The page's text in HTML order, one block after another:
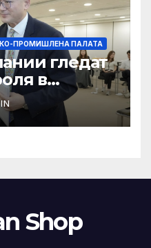
ПРОМИШЛЕНА ПАЛАТА
гледат
в
Shop